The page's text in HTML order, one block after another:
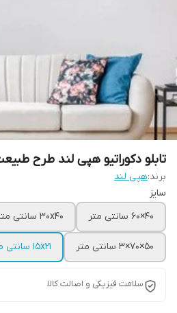
تابلو دکوراتیو هپی لند طرح طبیعت
برند:هپی لند
سایز
40×60 سانتی متر
30x40 سانتی متر
50×70×3 سانتی متر 15x21 سانتی متر
سلامت فیزیکی و اصالت کالا